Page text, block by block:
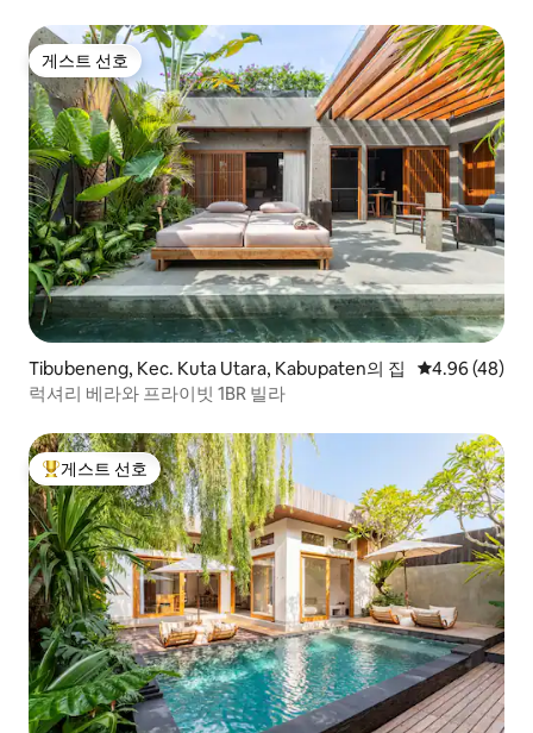
게스트 선호
게스트 선호
Tibubeneng, Kec. Kuta Utara, Kabupaten의 집 평점 4.96점(5
4.96 (48)
럭셔리 베라와 프라이빗 1BR 빌라
상위 게스트 선호
게스트 선호